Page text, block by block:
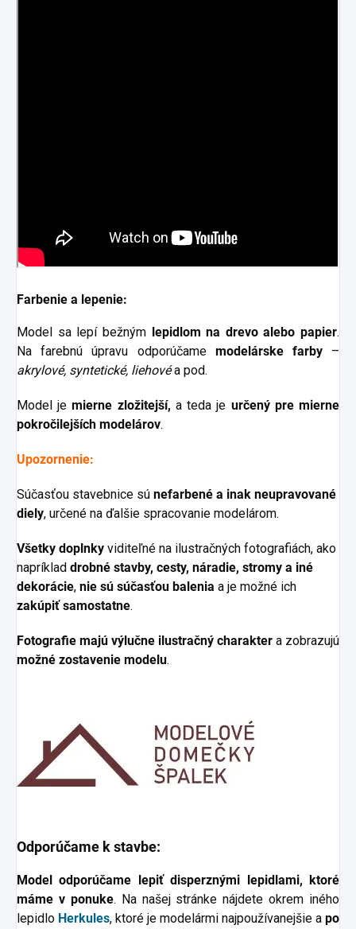
Farbenie a lepenie:
Model sa lepí bežným lepidlom na drevo alebo papier.
Na farebnú úpravu odporúčame modelárske farby–
akrylové, syntetické, liehovéa pod.
Model jemierne zložitejší, a teda je určený pre mierne
pokročilejších modelárov.
Upozornenie:
Súčasťou stavebnice sú nefarbené a inak neupravované
diely, určené na ďalšie spracovanie modelárom.
Všetky doplnky viditeľné na ilustračných fotografiách, ako
napríklad drobné stavby, cesty, náradie, stromy a iné
dekorácie, nie sú súčasťou balenia a je možné ich
zakúpiť samostatne.
Fotografie majú výlučne ilustračný charakter a zobrazujú
možné zostavenie modelu.
Odporúčame k stavbe:
Model odporúčame lepiť disperznými lepidlami, ktoré
máme v ponuke. Na našej stránke nájdete okrem iného
lepidlo Herkules, ktoré je modelármi najpoužívanejšie a po